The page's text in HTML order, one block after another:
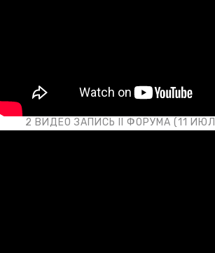
2 ВИДЕО ЗАПИСЬ II ФОРУМА (11